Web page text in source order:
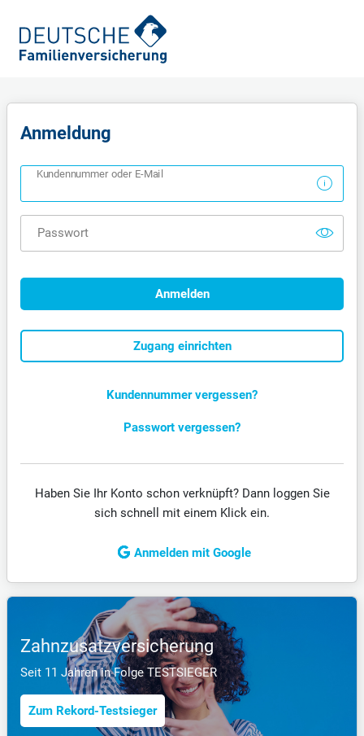
Anmeldung
Kundennummer oder E-Mail
Passwort
Anmelden
Zugang einrichten
Kunden­nummer vergessen?
Passwort vergessen?
Haben Sie Ihr Konto schon verknüpft? Dann loggen Sie
sich schnell mit einem Klick ein.
Anmelden mit Google
Zahnzusatzversicherung
Seit 11 Jahren in Folge TESTSIEGER
Zum Rekord-Testsieger